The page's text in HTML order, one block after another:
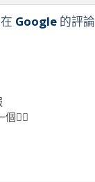
Google的評論
👍🏻